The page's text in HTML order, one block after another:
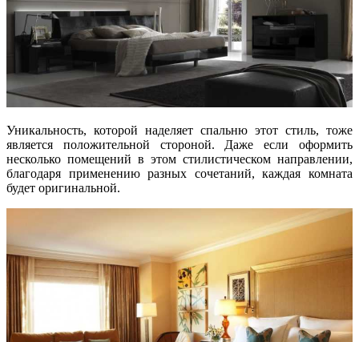
Уникальность, которой наделяет спальню этот стиль, тоже
является положительной стороной. Даже если оформить
несколько помещений в этом стилистическом направлении,
благодаря применению разных сочетаний, каждая комната
будет оригинальной.